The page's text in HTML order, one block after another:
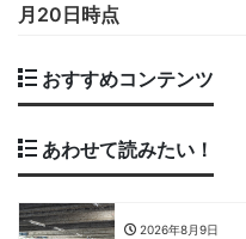
月20日時点
おすすめコンテンツ
あわせて読みたい！
2026年8月9日